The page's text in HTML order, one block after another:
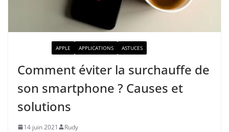
APPLE APPLICATIONS ASTUCES
Comment éviter la surchauffe de
son smartphone ? Causes et
solutions
14 juin 2021 Rudy